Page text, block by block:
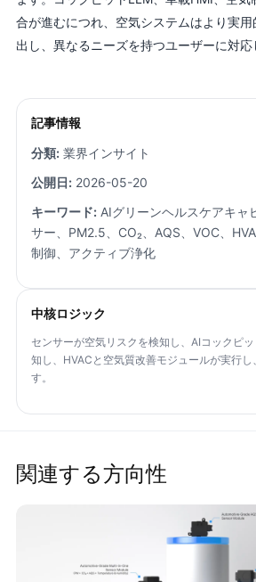
合が進むにつれ、空気システムはより実
出し、異なるニーズを持つユーザーに対応
記事情報
分類:業界インサイト
公開日:2026-05-20
キーワード:AIグリーンヘルスケアキャ
サー、PM2.5、CO₂、AQS、VOC、
制御、アクティブ浄化
中核ロジック
センサーが空気リスクを検知し、AIコックピ
知し、HVACと空気質改善モジュールが実行し
す。
関連する方向性